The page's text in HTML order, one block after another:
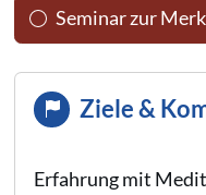
Seminar zur
Ziele &
Erfahrung mit